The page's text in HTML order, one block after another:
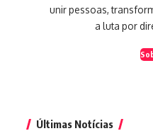
unir pessoas,
a luta por
Últimas Notícias